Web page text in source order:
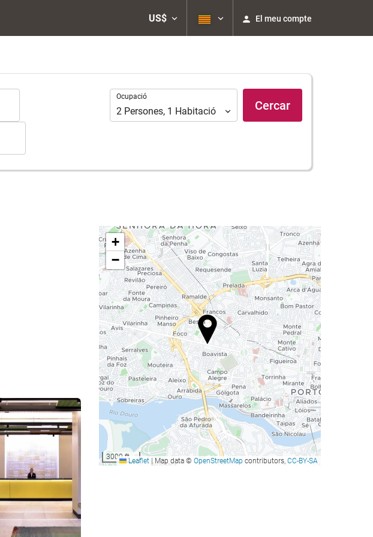
US$ El meu compte
Ocupació
Ocupació
2 Persones, 1 Habitació Cercar
Veure 25 fotos
+
−
3000 ftLeaflet |Map data © OpenStreetMap contributors, CC-BY-SA